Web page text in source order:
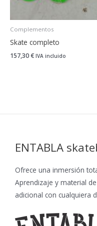
Complementos
Skate completo
157,30€ IVA incluido
ENTABLA
Ofrece una inmersión
Aprendizaje y material
adicional con cualquiera